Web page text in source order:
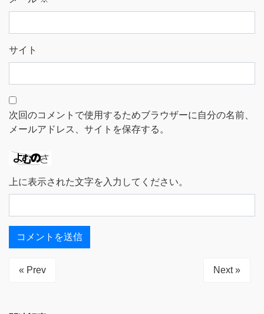
サイト
次回のコメントで使用するためブラウザーに自分の名前、
メールアドレス、サイトを保存する。
上に表示された文字を入力してください。
« Prev Next »